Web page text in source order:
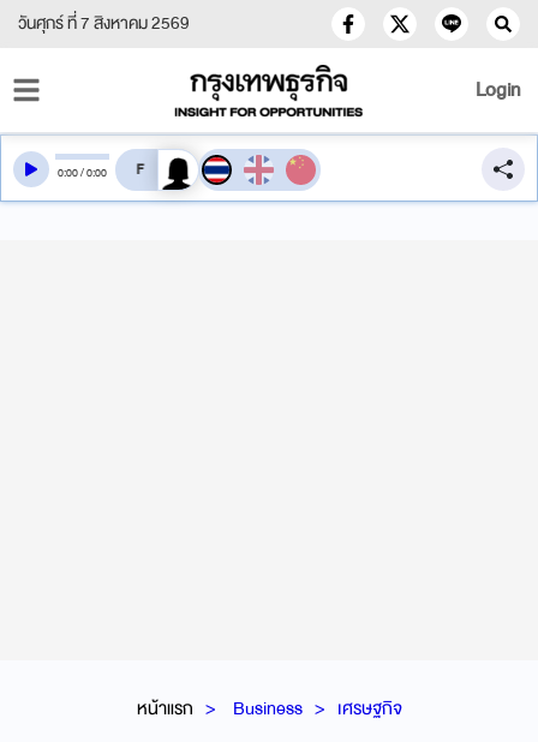
วันศุกร์ ที่ 7 สิงหาคม 2569
Login
หน้าแรก Business เศรษฐกิจ
0:00/0:00 สลับเสียงอ่าน